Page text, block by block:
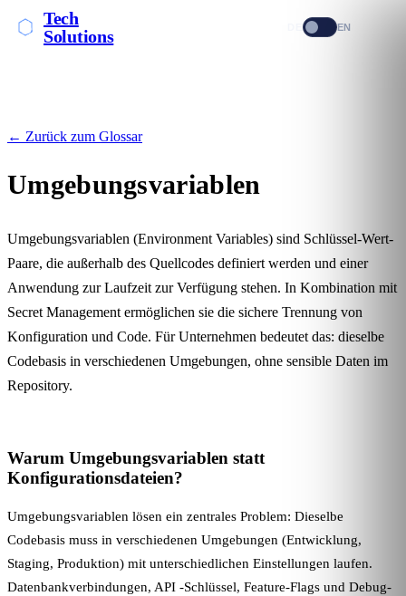
Tech
Solutions
EN
← Zurück zum Glossar
Umgebungsvariablen
Umgebungsvariablen (Environment Variables) sind Schlüssel-Wert-
Paare, die außerhalb des Quellcodes definiert werden und einer
Anwendung zur Laufzeit zur Verfügung stehen. In Kombination mit
Secret Management ermöglichen sie die sichere Trennung von
Konfiguration und Code. Für Unternehmen bedeutet das: dieselbe
Codebasis in verschiedenen Umgebungen, ohne sensible Daten im
Repository.
Warum Umgebungsvariablen statt
Konfigurationsdateien?
Umgebungsvariablen lösen ein zentrales Problem: Dieselbe
Codebasis muss in verschiedenen Umgebungen (Entwicklung,
Staging, Produktion) mit unterschiedlichen Einstellungen laufen.
Datenbankverbindungen, API -Schlüssel, Feature-Flags und Debug-